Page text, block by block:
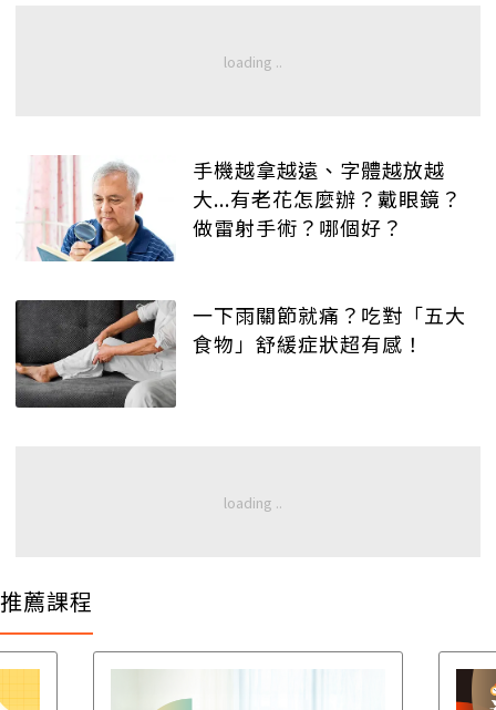
手機越拿越遠、字體越放越
大...有老花怎麼辦？戴眼鏡？
做雷射手術？哪個好？
一下雨關節就痛？吃對「五大
食物」舒緩症狀超有感！
推薦課程